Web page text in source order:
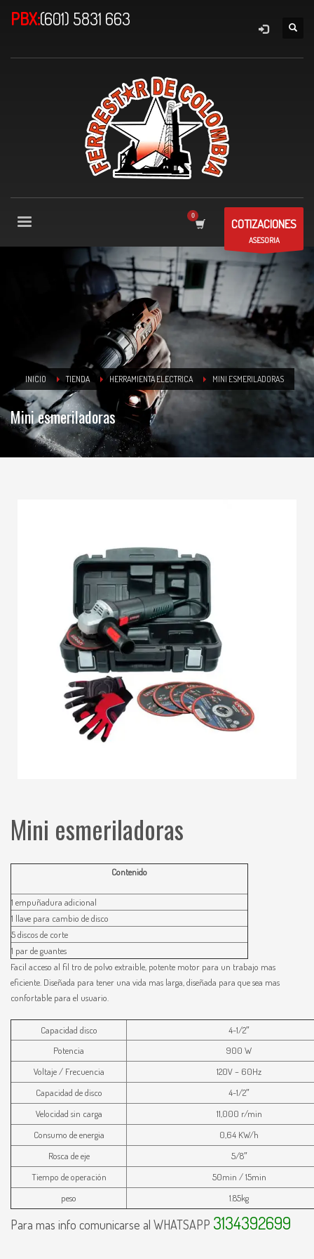
PBX:(601) 5831 663
COTIZACIONES
ASESORIA
INICIO TIENDA HERRAMIENTA ELECTRICA MINI ESMERILADORAS
Mini esmeriladoras
Mini esmeriladoras
Contenido
1 empuñadura adicional
1 llave para cambio de disco
5 discos de corte
1 par de guantes
Facil acceso al fil tro de polvo extraible, potente motor para un trabajo mas
eficiente. Diseñada para tener una vida mas larga, diseñada para que sea mas
confortable para el usuario.
Capacidad disco
4-1/2″
Potencia
900 W
Voltaje / Frecuencia
120V – 60Hz
Capacidad de disco
4-1/2″
Velocidad sin carga
11,000 r/min
Consumo de energia
0,64 KW/h
Rosca de eje
5/8″
Tiempo de operación
50min / 15min
peso
1.85kg
Para mas info comunicarse al WHATSAPP 3134392699